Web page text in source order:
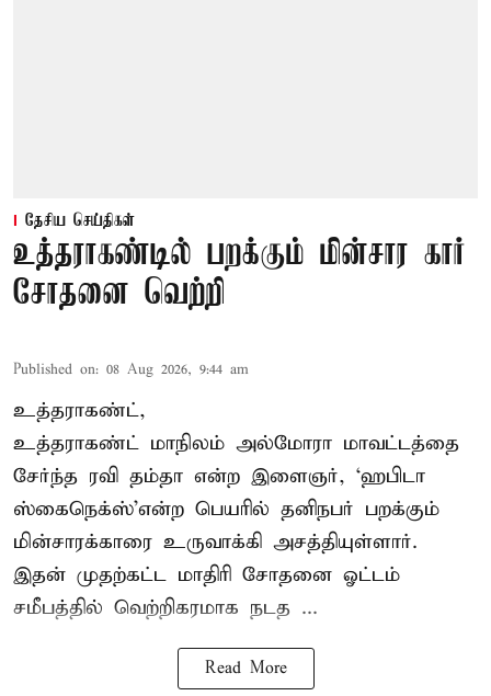
தேசிய செய்திகள்
உத்தராகண்டில் பறக்கும் மின்சார கார்
சோதனை வெற்றி
Published on: 08 Aug 2026, 9:44 am
உத்தராகண்ட்,
உத்தராகண்ட் மாநிலம் அல்மோரா மாவட்டத்தை
சேர்ந்த ரவி தம்தா என்ற இளைஞர், ‘ஹபிடா
ஸ்கைநெக்ஸ்’என்ற பெயரில் தனிநபர் பறக்கும்
மின்சாரக்காரை உருவாக்கி அசத்தியுள்ளார்.
இதன் முதற்கட்ட மாதிரி சோதனை ஓட்டம்
சமீபத்தில் வெற்றிகரமாக நடத ...
Read More